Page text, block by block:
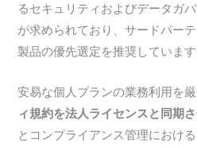
るセキュリティおよびデータガ
が求められており、サードパー
製品の優先選定を推奨しています
安易な個人プランの業務利用を
ィ規約を法人ライセンスと同期
とコンプライアンス管理におけ